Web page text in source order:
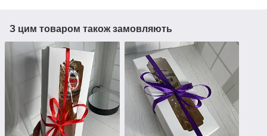
З цим товаром також замовляють